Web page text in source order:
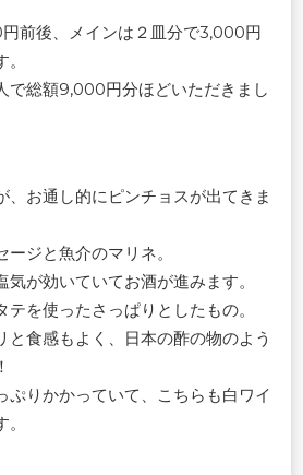
前後、メインは２皿分で3,000円
で総額9,000円分ほどいただきまし
、お通し的にピンチョスが出てきま
ジと魚介のマリネ。
が効いていてお酒が進みます。
を使ったさっぱりとしたもの。
と食感もよく、日本の酢の物のよう
ぷりかかっていて、こちらも白ワイ